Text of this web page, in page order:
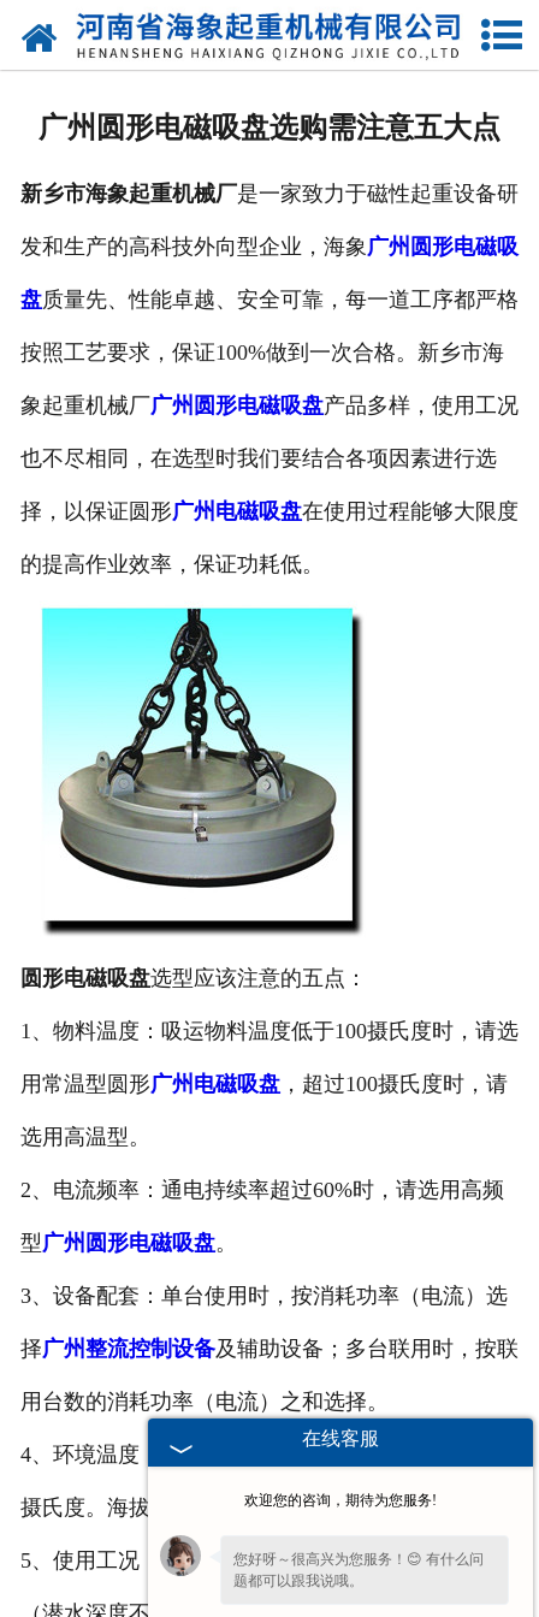
网站首页
厂区一角
案例展示
联系我们
广州圆形电磁吸盘选购需注意五大点
新乡市海象起重机械厂是一家致力于磁性起重设备研
发和生产的高科技外向型企业，海象广州圆形电磁吸
盘质量先、性能卓越、安全可靠，每一道工序都严格
按照工艺要求，保证100%做到一次合格。新乡市海
象起重机械厂广州圆形电磁吸盘产品多样，使用工况
也不尽相同，在选型时我们要结合各项因素进行选
择，以保证圆形广州电磁吸盘在使用过程能够大限度
的提高作业效率，保证功耗低。
圆形电磁吸盘选型应该注意的五点：
1、物料温度：吸运物料温度低于100摄氏度时，请选
用常温型圆形广州电磁吸盘，超过100摄氏度时，请
选用高温型。
2、电流频率：通电持续率超过60%时，请选用高频
型广州圆形电磁吸盘。
3、设备配套：单台使用时，按消耗功率（电流）选
择广州整流控制设备及辅助设备；多台联用时，按联
用台数的消耗功率（电流）之和选择。
4、环境温度：常温型-5～40摄氏度，高温型-5～50
摄氏度。海拔高度不超过2000m.
5、使用工况：例如水中吸吊物料时，请选用潜水型
在线客服
欢迎您的咨询，期待为您服务!
您好呀～很高兴为您服务！😊 有什么问
题都可以跟我说哦。